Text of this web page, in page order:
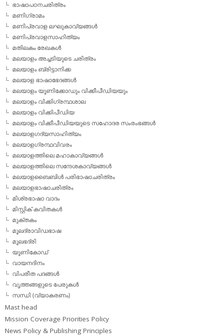
ഭാഷാപഠനചരിത്രം
മണിഗ്രാമം
മണിപ്രവാള ലഘുകാവ്യങ്ങള്‍
മണിപ്രവാളസാഹിത്യം
മതിലകം രേഖകള്‍
മലയാളം അച്ചടിയുടെ ചരിത്രം
മലയാളം ബ്രിട്ടാനിക്ക
മലയാള ഭാഷാഭേദങ്ങള്‍
മലയാളം യൂണിക്കോഡും വിക്കീപീഡിയയും
മലയാളം വിക്കിഗ്രന്ഥശാല
മലയാളം വിക്കിപീഡിയ
മലയാളം വിക്കീപീഡിയയുടെ സഹോദര സംരംഭങ്ങള്‍
മലയാളഗദ്യസാഹിത്യം
മലയാളഗ്രന്ഥവിവരം
മലയാളത്തിലെ മഹാകാവ്യങ്ങള്‍
മലയാളത്തിലെ സന്ദേശകാവ്യങ്ങള്‍
മലയാളബൈബിള്‍ പരിഭാഷാചരിത്രം
മലയാളഭാഷാചരിത്രം
മിശ്രഭാഷാ വാദം
മിസ്റ്റിക് കവിതകള്‍
മുക്തകം
മൂലദ്രാവിഡഭാഷ
മൂലഭദ്രി
യൂണികോഡ്
വായനദിനം
വിപരീത പദങ്ങള്‍
വൃത്തങ്ങളുടെ പേരുകള്‍
സന്ധി (വ്യാകരണം)
Mast head
Mission Coverage Priorities Policy
News Policy & Publishing Principles